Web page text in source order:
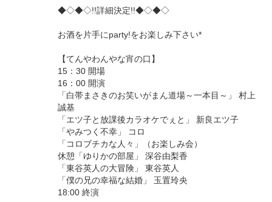
◆◇◆◇!!詳細決定!!◆◇◆◇
お酒を片手にparty!をお楽しみ下さい*
【てんやわんやな宵の口】
15：30 開場
16：00 開演
「白帯まさきのお笑いがまん道場～一本目～」 村上
誠基
「エツ子と放課後カラオケでぇと」 新良エツ子
「やみつく不幸」 コロ
「コロブチカな人々」（お楽しみ会）
休憩「ゆりかの部屋」 深谷由梨香
「東谷英人の大冒険」 東谷英人
「僕の兄の幸福な結婚」 玉置玲央
18:00 終演